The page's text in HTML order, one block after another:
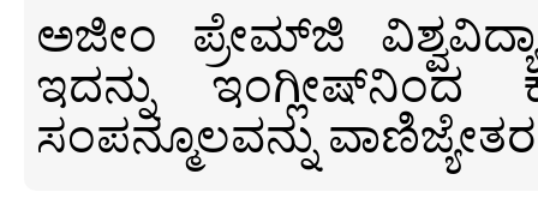
ಅಜೀಂ ಪ್ರೇಮ್‍ಜಿ
ಇದನ್ನು ಇಂಗ್ಲೀಷ್‍ನಿಂದ
ಸಂಪನ್ಮೂಲವನ್ನು